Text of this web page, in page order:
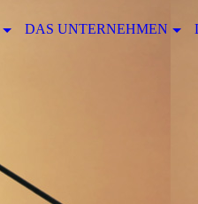
DAS UNTERNEHMEN